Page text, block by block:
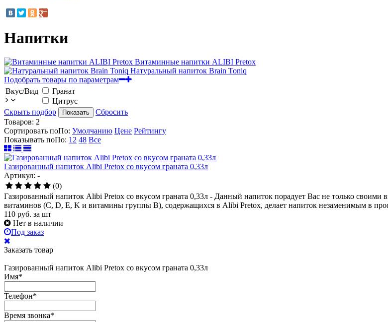
Напитки
Витаминные напитки ALIBI Pretox
Натуральный напиток Brain Toniq
Подобрать товары по параметрам
Вкус/Вид
Гранат
Цитрус
Скрыть подбор
Показать
Сбросить
Товаров: 2
Сортировать поПо: Умолчанию Цене Рейтингу
Показывать поПо: 12 48 Все
Газированный напиток Alibi Pretox со вкусом граната 0,33л
Артикул: -
(0)
Газированный напиток Alibi Pretox со вкусом граната 0,33л - Данный напиток порадует Вас не только
витаминов (С, D, E, K и витамины группы В), содержащихся в Alibi Pretox, делает напиток незаменимым в
110 руб. за шт
Нет в наличии
Под заказ
Заказать товар
Газированный напиток Alibi Pretox со вкусом граната 0,33л
Имя*
Телефон*
Время звонка*